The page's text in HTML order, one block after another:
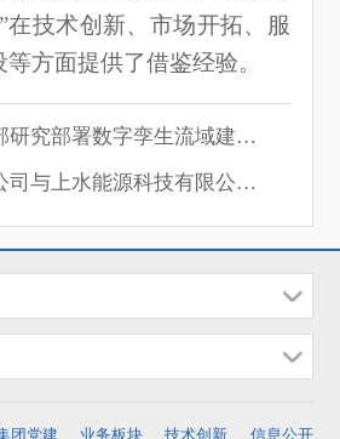
在技术创新、市场开拓、服
方面提供了借鉴经验。
上一篇：水利部研究部署数字孪生流域建设先行先试工作
下一篇：集团公司与上水能源科技有限公司进行合作交流
团党建 业务板块 技术创新 信息公开